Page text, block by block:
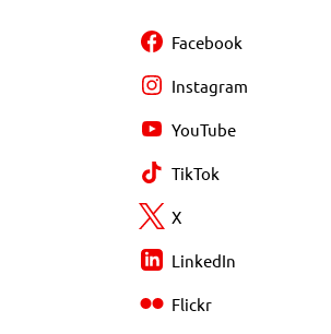
Facebook
Instagram
YouTube
TikTok
X
LinkedIn
Flickr